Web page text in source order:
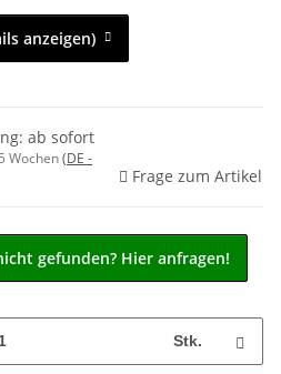
anzeigen)
ab sofort
Wochen(DE -
Frage zum Artikel
gefunden? Hier anfragen!
Stk.